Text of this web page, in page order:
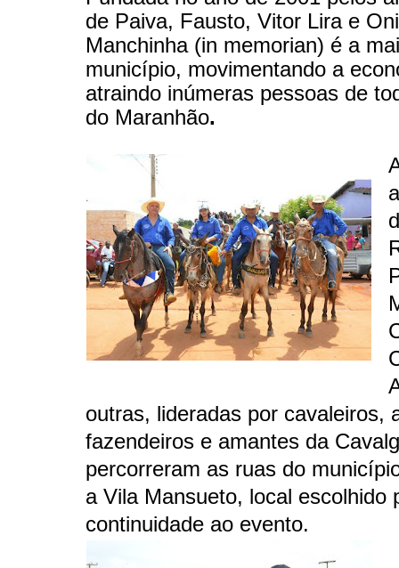
de Paiva, Fausto, Vitor Lira e
Manchinha (in memorian) é a
município, movimentando a
atraindo inúmeras pessoas de
do Maranhão.
outras, lideradas por cavaleiros,
fazendeiros e amantes da
percorreram as ruas do
a Vila Mansueto, local escolhido
continuidade ao evento.